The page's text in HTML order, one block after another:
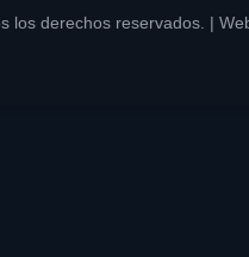
los derechos reservados. |